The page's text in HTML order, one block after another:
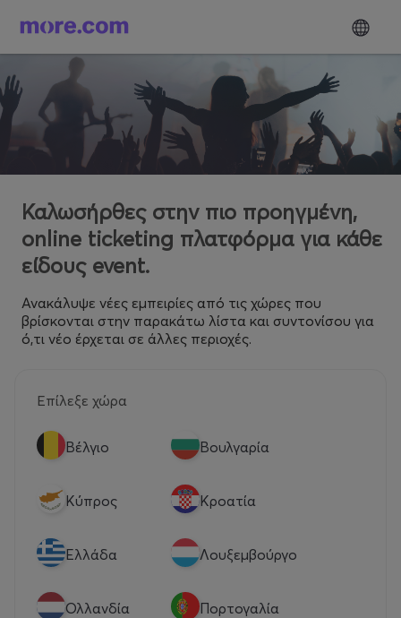
Καλωσήρθες στην πιο προηγμένη,
online ticketing πλατφόρμα για κάθε
είδους event.
Ανακάλυψε νέες εμπειρίες από τις χώρες που
βρίσκονται στην παρακάτω λίστα και συντονίσου για
ό,τι νέο έρχεται σε άλλες περιοχές.
Επίλεξε χώρα
Βέλγιο Βουλγαρία
Κύπρος Κροατία
Eλλάδα Λουξεμβούργο
Ολλανδία Πορτογαλία